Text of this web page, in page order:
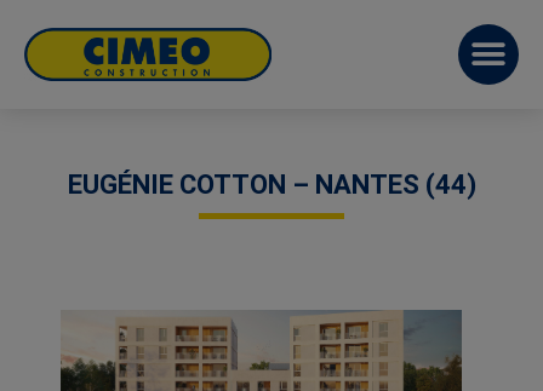
EUGÉNIE COTTON – NANTES (44)